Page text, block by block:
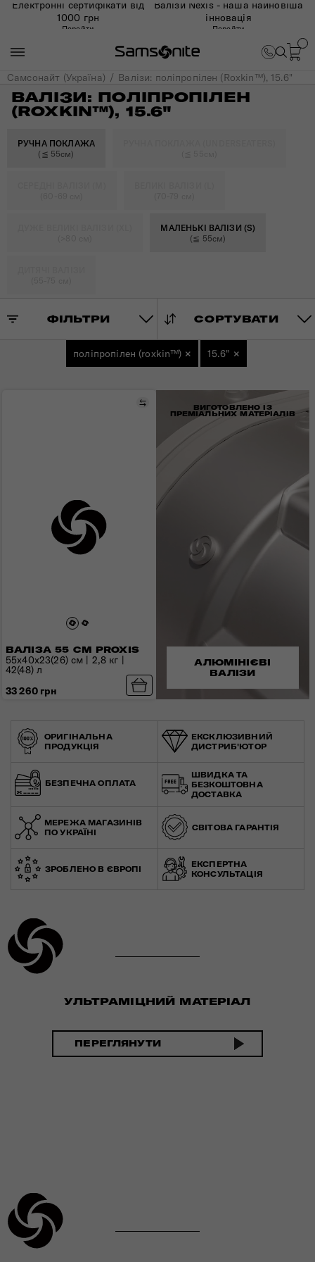
Електронні сертифікати від
1000 грн
Перейти
Валізи Nexis - наша найновіша
інновація
Перейти
Самсонайт (Україна) Валізи: поліпропілен (Roxkin™), 15.6"
ВАЛІЗИ: ПОЛІПРОПІЛЕН
(ROXKIN™), 15.6"
РУЧНА ПОКЛАЖА
(≦ 55см)
МАЛЕНЬКІ ВАЛІЗИ (S)
(≦ 55см)
ФІЛЬТРИ СОРТУВАТИ
поліпропілен (roxkin™) × 15.6" ×
ВАЛІЗА 55 СМ PROXIS
Порівняти
55x40x23(26) см | 2,8 кг |
42(48) л
33 260 грн
ВИГОТОВЛЕНО ІЗ
ПРЕМІАЛЬНИХ МАТЕРІАЛІВ
АЛЮМІНІЄВІ
ВАЛІЗИ
ОРИГІНАЛЬНА
ПРОДУКЦІЯ
ЕКСКЛЮЗИВНИЙ
ДИСТРИБ'ЮТОР
БЕЗПЕЧНА ОПЛАТА
ШВИДКА ТА
БЕЗКОШТОВНА
ДОСТАВКА
МЕРЕЖА МАГАЗИНІВ
ПО УКРАЇНІ
СВІТОВА ГАРАНТІЯ
ЗРОБЛЕНО В ЄВРОПІ
ЕКСПЕРТНА
КОНСУЛЬТАЦІЯ
УЛЬТРАМІЦНИЙ МАТЕРІАЛ
ПЕРЕГЛЯНУТИ